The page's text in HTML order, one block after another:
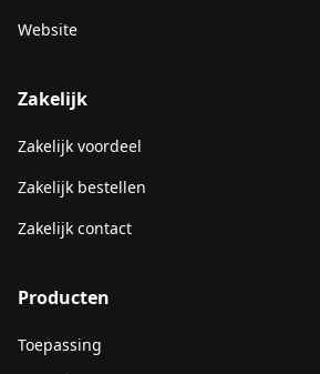
Website
Zakelijk
Zakelijk voordeel
Zakelijk bestellen
Zakelijk contact
Producten
Toepassing